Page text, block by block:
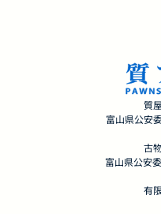
質
富山県公安
古
富山県公安
有